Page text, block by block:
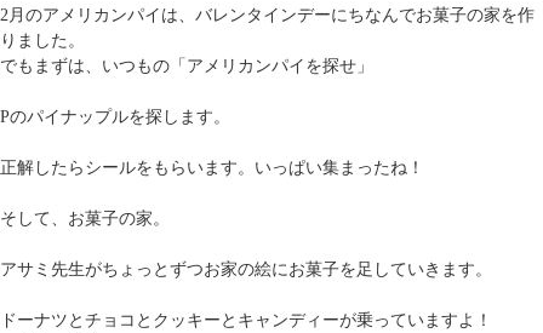
2月のアメリカンパイは、バレンタインデーにちなんでお菓子の家を作
りました。
でもまずは、いつもの「アメリカンパイを探せ」
Pのパイナップルを探します。
正解したらシールをもらいます。いっぱい集まったね！
そして、お菓子の家。
アサミ先生がちょっとずつお家の絵にお菓子を足していきます。
ドーナツとチョコとクッキーとキャンディーが乗っていますよ！